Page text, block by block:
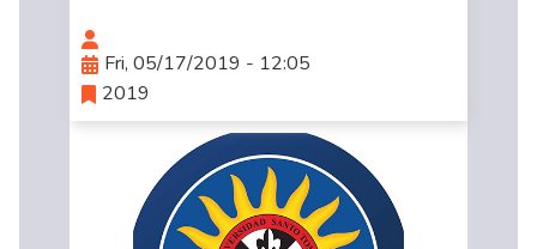
Fri, 05/17/2019 - 12:05
2019